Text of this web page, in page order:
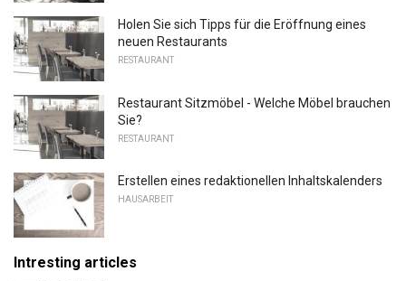
Holen Sie sich Tipps für die Eröffnung eines
neuen Restaurants
RESTAURANT
Restaurant Sitzmöbel - Welche Möbel brauchen
Sie?
RESTAURANT
Erstellen eines redaktionellen Inhaltskalenders
HAUSARBEIT
Intresting articles